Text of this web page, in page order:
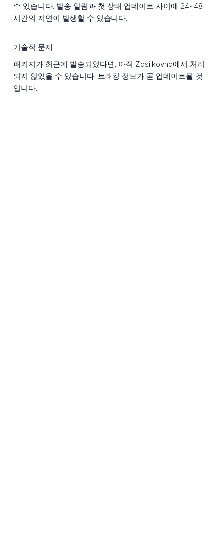
수 있습니다. 발송 알림과 첫 상태 업데이트 사이에 24~48
시간의 지연이 발생할 수 있습니다.
기술적 문제
패키지가 최근에 발송되었다면, 아직 Zasilkovna에서 처리
되지 않았을 수 있습니다. 트래킹 정보가 곧 업데이트될 것
입니다.